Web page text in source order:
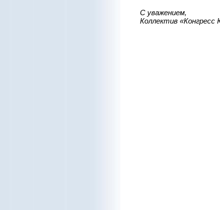
С уважением,
Коллектив «Конгресс